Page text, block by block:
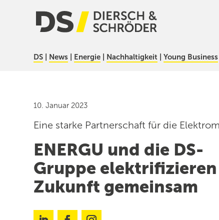
DS News Energie Nachhaltigkeit |Young Business
10. Januar 2023
Eine starke Partnerschaft für die
ENERGU und die DS-
Gruppe
Zukunft gemeinsam